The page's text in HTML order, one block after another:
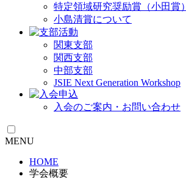
特定領域研究奨励賞（小田賞）
小島清賞について
関東支部
関西支部
中部支部
JSIE Next Generation Workshop
入会のご案内・お問い合わせ
MENU
HOME
学会概要